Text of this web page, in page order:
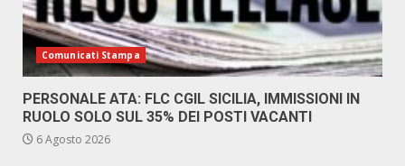
Comunicati Stampa
PERSONALE ATA: FLC CGIL SICILIA, IMMISSIONI IN
RUOLO SOLO SUL 35% DEI POSTI VACANTI
6 Agosto 2026